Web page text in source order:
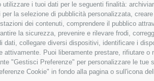
i tuoi dati per le seguenti finalità:
la selezione di pubblicità personalizzata,
dei contenuti, comprendere il pubblico
la sicurezza, prevenire e rilevare frodi,
dati, collegare diversi dispositivi, identificare i
attivamente. Puoi liberamente prestare, rifiutare
"Gestisci Preferenze" per personalizzare le
Cookie" in fondo alla pagina o sull'icona